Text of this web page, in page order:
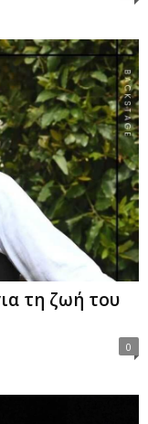
τη ζωή του
0